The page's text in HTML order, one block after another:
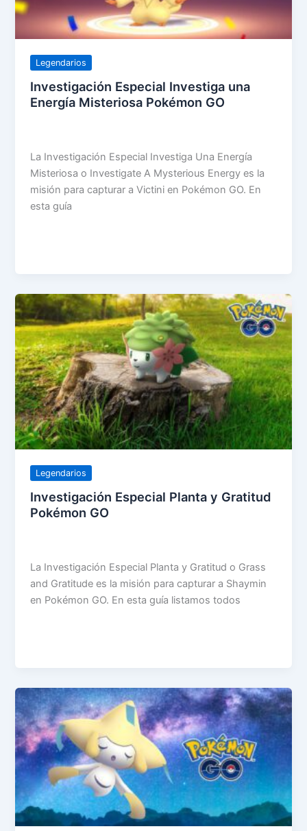
Legendarios
Investigación Especial Investiga una
Energía Misteriosa Pokémon GO
La Investigación Especial Investiga Una Energía
Misteriosa o Investigate A Mysterious Energy es la
misión para capturar a Victini en Pokémon GO. En
esta guía
Legendarios
Investigación Especial Planta y Gratitud
Pokémon GO
La Investigación Especial Planta y Gratitud o Grass
and Gratitude es la misión para capturar a Shaymin
en Pokémon GO. En esta guía listamos todos